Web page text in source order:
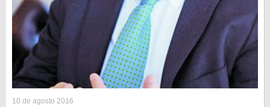
10 de agosto 2016